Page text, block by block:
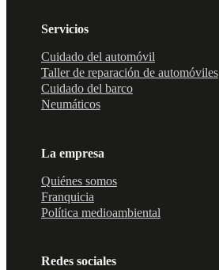
Servicios
Cuidado del automóvil
Taller de reparación de automóviles
Cuidado del barco
Neumáticos
La empresa
Quiénes somos
Franquicia
Política medioambiental
Redes sociales